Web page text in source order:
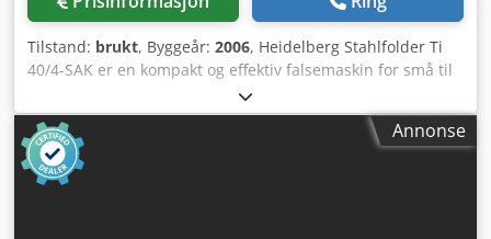
Tilstand: brukt, Byggeår: 2006, Heidelberg Stahlfolder Ti
40/4-SAK er en kompakt og effektiv falsemaskin for små til
mellomstore trykkerier. Den har 4 lommer og et SAK-
skivetilførselssystem. Format: 400 x 650 mm Utstyr: Mater
Matermodus: Flattstabelmater Type: FI-40 Styringsenhet:
DCT 500 Falsenheter 1. enhet Type: Ti-40 År: 2004
Cedpfxswcqxvs Ai Ajha Antall lommer: 4 Lommetype:
Annonse